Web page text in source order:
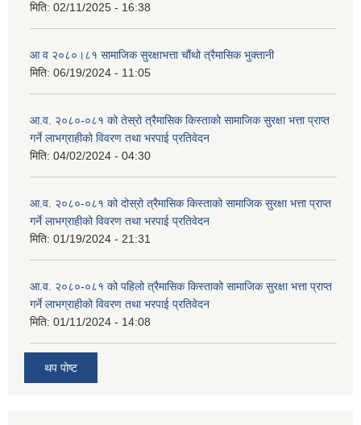
मिति: 02/11/2025 - 16:38
आ व २०८०।८१ सामाजिक सुरक्षाभत्ता चौंथो त्रैमासिक भुक्तानी
मिति: 06/19/2024 - 11:05
आ.व. २०८०-०८१ को तेस्रो त्रैमासिक किस्ताको सामाजिक सुरक्षा भत्ता प्राप्त
गर्ने लाभग्राहीको विवरण तथा भरपाई प्रतिवेदन
मिति: 04/02/2024 - 04:30
आ.व. २०८०-०८१ को दोस्रो त्रैमासिक किस्ताको सामाजिक सुरक्षा भत्ता प्राप्त
गर्ने लाभग्राहीको विवरण तथा भरपाई प्रतिवेदन
मिति: 01/19/2024 - 21:31
आ.व. २०८०-०८१ को पहिलो त्रैमासिक किस्ताको सामाजिक सुरक्षा भत्ता प्राप्त
गर्ने लाभग्राहीको विवरण तथा भरपाई प्रतिवेदन
मिति: 01/11/2024 - 14:08
थप पोष्ट